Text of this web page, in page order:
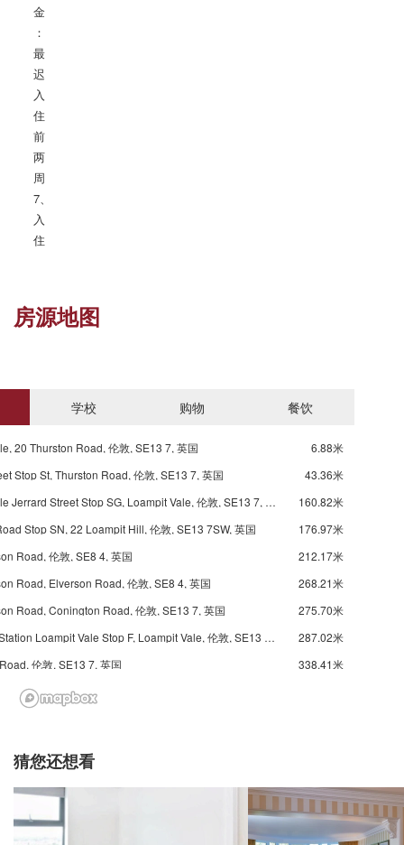
金
：
最
迟
入
住
前
两
周
7、
入
住
房源地图
学校 购物 餐饮
20 Thurston Road, 伦敦, SE13 7, 英国
6.88米
Stop St, Thurston Road, 伦敦, SE13 7, 英国
43.36米
Loampit Vale Jerrard Street Stop SG, Loampit Vale, 伦敦, SE13 7, 英国
160.82米
Stop SN, 22 Loampit Hill, 伦敦, SE13 7SW, 英国
176.97米
Road, 伦敦, SE8 4, 英国
212.17米
Road, Elverson Road, 伦敦, SE8 4, 英国
268.21米
Road, Conington Road, 伦敦, SE13 7, 英国
275.70米
Lewisham Station Loampit Vale Stop F, Loampit Vale, 伦敦, SE13 7, 英国
287.02米
伦敦, SE13 7, 英国
338.41米
Stop Ed, 200 Lewisham Road, 伦敦, SE13 7, 英国
John's Vale, 伦敦, SE8 4EA, 英国
471.48米
Molesworth Street Stop Q, 25 Molesworth Street, 伦敦, SE13 7HF, 英国
499.68米
猜您还想看